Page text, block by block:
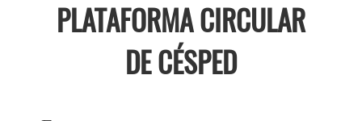
PLATAFORMA CIRCULAR
DE CÉSPED